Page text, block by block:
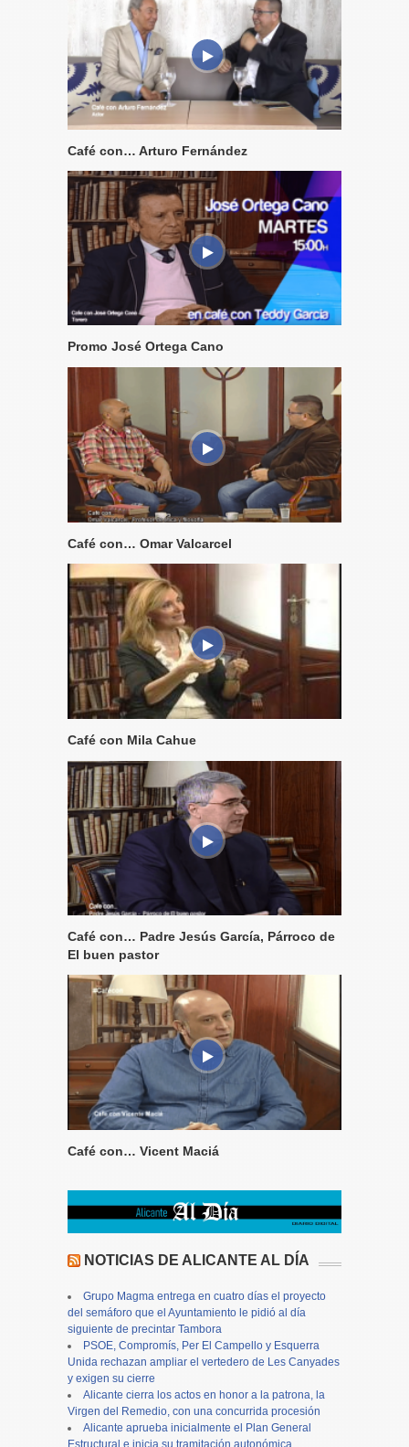
Café con… Arturo Fernández
Promo José Ortega Cano
Café con… Omar Valcarcel
Café con Mila Cahue
Café con… Padre Jesús García, Párroco de
El buen pastor
Café con… Vicent Maciá
NOTICIAS DE ALICANTE AL DÍA
Grupo Magma entrega en cuatro días el proyecto
del semáforo que el Ayuntamiento le pidió al día
siguiente de precintar Tambora
PSOE, Compromís, Per El Campello y Esquerra
Unida rechazan ampliar el vertedero de Les Canyades
y exigen su cierre
Alicante cierra los actos en honor a la patrona, la
Virgen del Remedio, con una concurrida procesión
Alicante aprueba inicialmente el Plan General
Estructural e inicia su tramitación autonómica